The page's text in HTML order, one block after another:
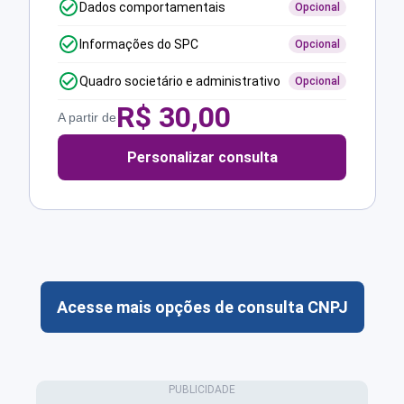
Dados comportamentais Opcional
Informações do SPC Opcional
Quadro societário e administrativo Opcional
A partir deR$ 30,00
Personalizar consulta
Acesse mais opções de consulta CNPJ